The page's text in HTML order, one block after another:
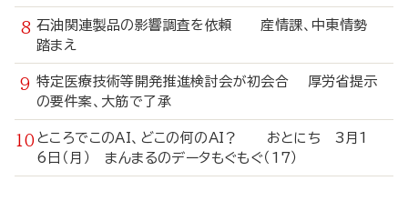
石油関連製品の影響調査を依頼 産情課、中東情勢
踏まえ
特定医療技術等開発推進検討会が初会合 厚労省提示
の要件案、大筋で了承
ところでこのAI、どこの何のAI？ おとにち 3月1
6日（月） まんまるのデータもぐもぐ（17）